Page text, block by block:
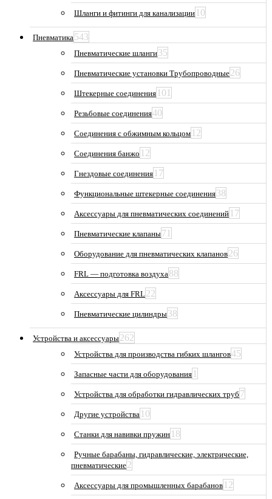
Шланги и фитинги для канализации 10
Пневматика543
Пневматические шланги35
Пневматические установки Трубопроводные26
Штекерные соединения 101
Резьбовые соединения40
Соединения с обжимным кольцом 12
Соединения банжо 12
Гнездовые соединения 17
Функциональные штекерные соединения38
Аксессуары для пневматических соединений 17
Пневматические клапаны71
Оборудование для пневматических клапанов26
FRL — подготовка воздуха88
Аксессуары для FRL22
Пневматические цилиндры38
Устройства и аксессуары262
Устройства для производства гибких шлангов45
Запасные части для оборудования 1
Устройства для обработки гидравлических труб 7
Другие устройства 10
Станки для навивки пружин 18
Ручные барабаны, гидравлические, электрические,
пневматические2
Аксессуары для промышленных барабанов 12